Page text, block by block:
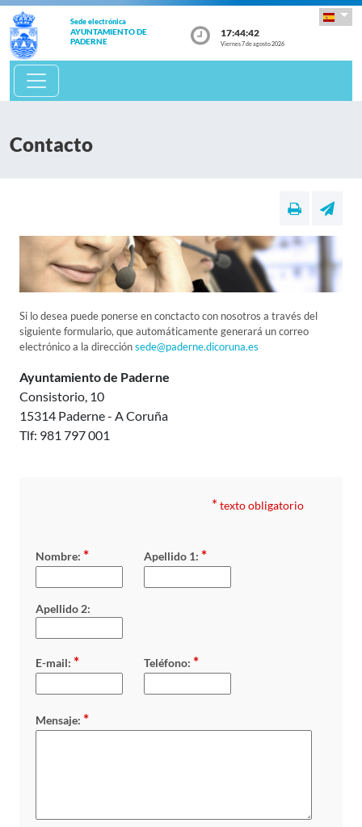
Sede electrónica
AYUNTAMIENTO DE
PADERNE
17:44:42
Viernes 7 de agosto 2026
Contacto
Si lo desea puede ponerse en conctacto con nosotros a través del
siguiente formulario, que automáticamente generará un correo
electrónico a la direcciónsede@paderne.dicoruna.es
Ayuntamiento de Paderne
Consistorio, 10
15314 Paderne - A Coruña
Tlf: 981 797 001
*texto obligatorio
Nombre: * Apellido 1: *
Apellido 2:
E-mail: * Teléfono: *
Mensaje: *